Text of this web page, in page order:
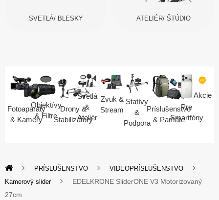
SVETLÁ/ BLESKY ATELIÉR/ ŠTÚDIO
Fotoaparáty
& Kamery
Objektívy
& Filtre
Drony &
Stabilizátory
Svetlá
&
Ateliér
Zvuk &
Stream
Statívy
&
Podpora
Príslušenstvo
& Pamäte
Pre
Smartfóny
Akcie
PRÍSLUŠENSTVO
VIDEOPRÍSLUŠENSTVO
Kamerový slider
EDELKRONE SliderONE V3 Motorizovaný
27cm